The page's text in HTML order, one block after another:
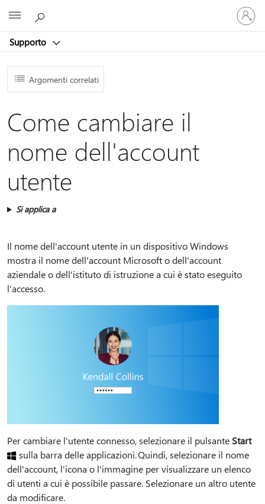
Supporto
Accedi
con
il
account
Argomenti correlati
Come cambiare il
nome dell'account
utente
Si applica a
Il nome dell'account utente in un dispositivo Windows
mostra il nome dell'account Microsoft o dell'account
aziendale o dell'istituto di istruzione a cui è stato eseguito
l'accesso.
Per cambiare l'utente connesso, selezionare il pulsante Start
sulla barra delle applicazioni. Quindi, selezionare il nome
dell'account, l'icona o l'immagine per visualizzare un elenco
di utenti a cui è possibile passare. Selezionare un altro utente
da modificare.